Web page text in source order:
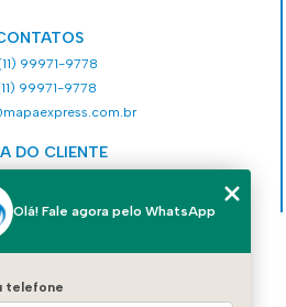
99971-9778
99971-9778
DO CLIENTE
QUEM SOMOS
Olá! Fale agora pelo WhatsApp
telefone